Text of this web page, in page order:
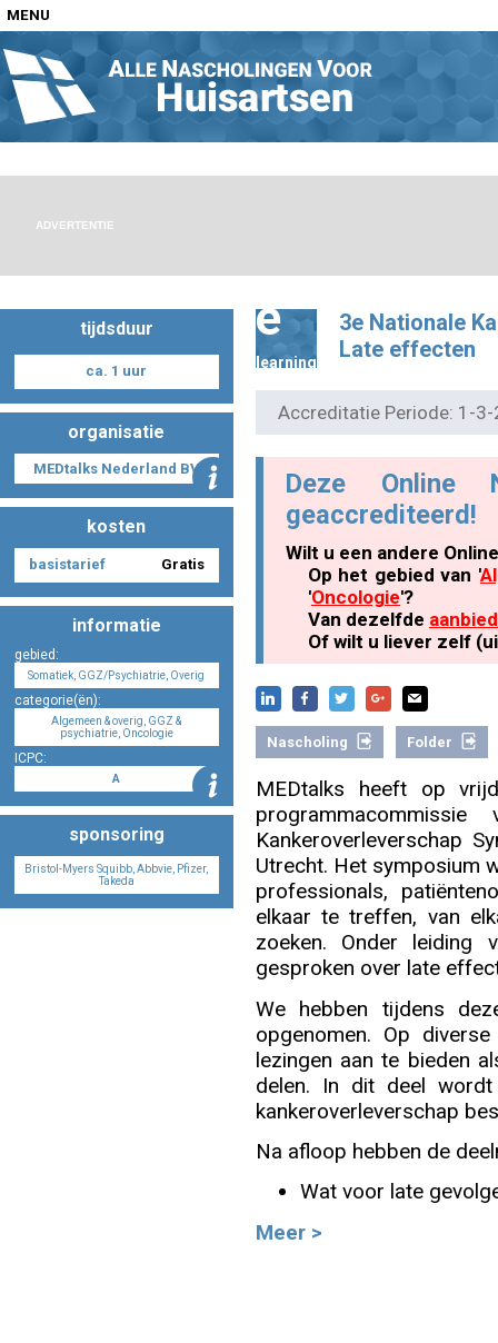
MENU
Home
Nascholingen op locatie (agenda)
Nascholingen online (elearning)
Nascholing aanmelden
Zoek op kaart
ADVERTENTIE
tijdsduur
ca. 1 uur
organisatie
MEDtalks Nederland BV
kosten
basistarief Gratis
informatie
gebied:
Somatiek, GGZ/Psychiatrie, Overig
categorie(ën):
Algemeen & overig, GGZ &
psychiatrie, Oncologie
ICPC:
A
sponsoring
Bristol-Myers Squibb, Abbvie, Pfizer,
Takeda
e
learning
3e Nationale
Late effecten
Accreditatie Periode: 1-
Deze Online
geaccrediteerd!
Wilt u een andere
Op het gebied van '
'Oncologie'?
Van dezelfde
Of wilt u liever zelf
Nascholing Folder
MEDtalks heeft op
Kankeroverleverschap
Utrecht. Het symposium
professionals,
elkaar te treffen, van
zoeken. Onder leiding
gesproken over late
We hebben tijdens
opgenomen. Op
lezingen aan te bieden
delen. In dit deel
kankeroverleverschap
Na afloop hebben de
Wat voor late
Meer >